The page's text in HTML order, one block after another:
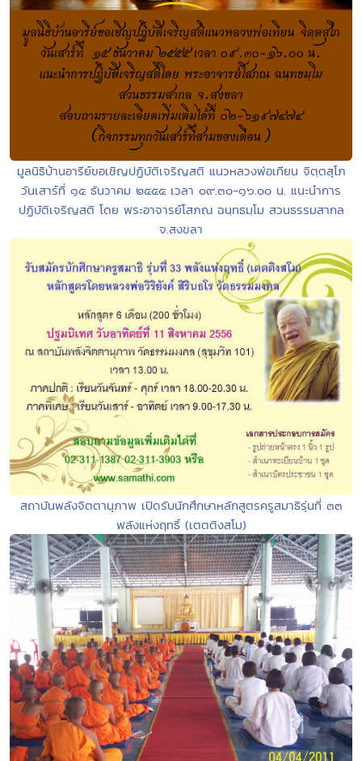
มูลนิธิบ้านอารีย์ขอเชิญปฏิบัติเจริญสติ แนวหลวงพ่อเทียน จิตฺตสุโภ
วันเสาร์ที่ ๑๕ ธันวาคม ๒๕๕๕ เวลา ๐๙.๓๐-๑๖.๐๐ น. แนะนำการ
ปฏิบัติเจริญสติ โดย พระอาจารย์โสภณ ฉนฺทธมฺโม สวนธรรมสากล
จ.สงขลา
สถาบันพลังจิตตานุภาพ เปิดรับนักศึกษาหลักสูตรครูสมาธิรุ่นที่ ๓๓
พลังแห่งฤทธิ์ (เตตติงสโม)